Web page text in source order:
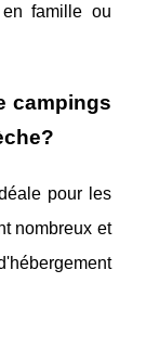
famille ou
campings
pour les
nombreux et